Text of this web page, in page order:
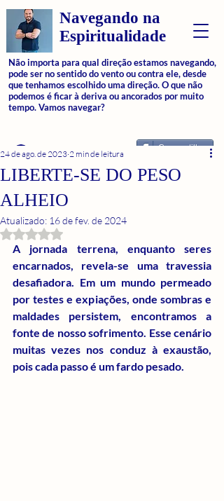
Navegando na
Espiritualidade
Não importa para qual direção estamos navegando,
pode ser no sentido do vento ou contra ele, desde
que tenhamos escolhido uma direção. O que não
podemos é ficar à deriva ou ancorados por muito
tempo. Vamos navegar?
Login Compartilhar
LIBERTE-SE DO PESO
ALHEIO
24 de ago. de 2023 2 min de leitura
Atualizado: 16 de fev. de 2024
Avaliado com NaN de 5 estrelas.
A jornada terrena, enquanto seres
encarnados, revela-se uma travessia
desafiadora. Em um mundo permeado
por testes e expiações, onde sombras e
maldades persistem, encontramos a
fonte de nosso sofrimento. Esse cenário
muitas vezes nos conduz à exaustão,
pois cada passo é um fardo pesado.